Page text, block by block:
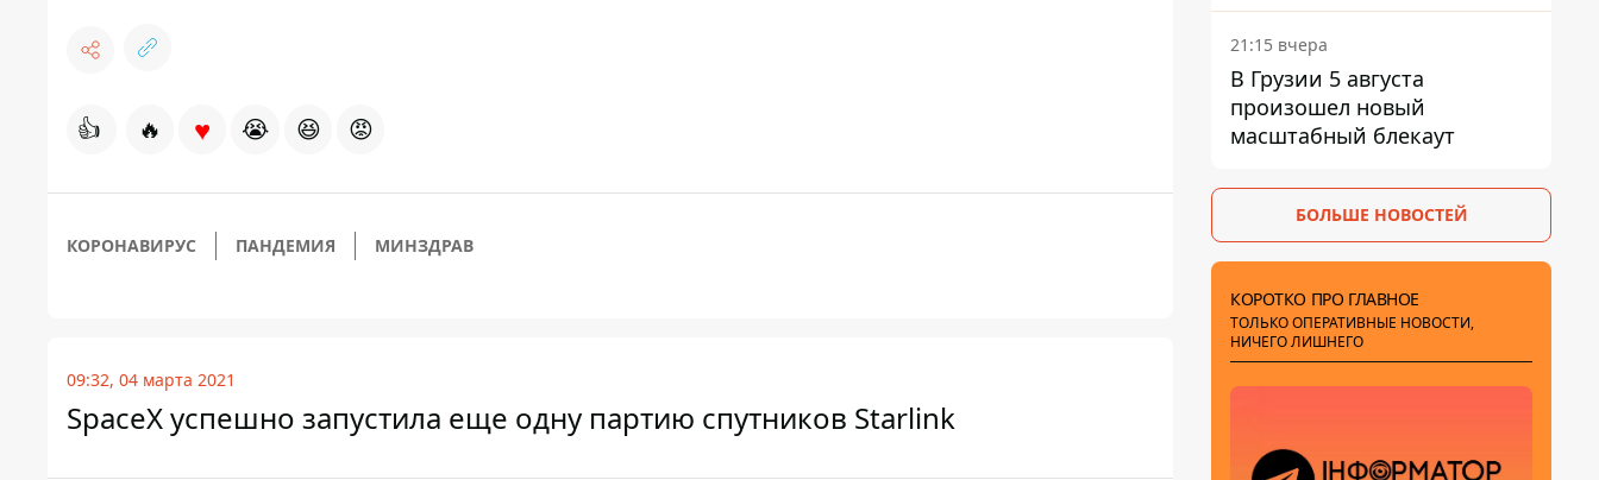
👍 🔥 ♥ 😭 😆 😡
КОРОНАВИРУС ПАНДЕМИЯ МИНЗДРАВ
09:32, 04 марта 2021
SpaceX успешно запустила еще одну партию спутников Starlink
21:15 вчера
В Грузии 5 августа
произошел новый
масштабный блекаут
БОЛЬШЕ НОВОСТЕЙ
КОРОТКО ПРО ГЛАВНОЕ
ТОЛЬКО ОПЕРАТИВНЫЕ НОВОСТИ,
НИЧЕГО ЛИШНЕГО